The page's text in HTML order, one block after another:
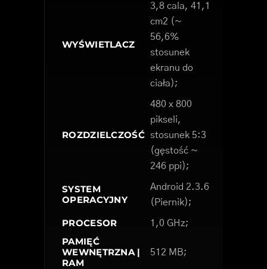
WYŚWIETLACZ
3,8 cala, 41,1
cm2 (~
56,6%
stosunek
ekranu do
ciała);
ROZDZIELCZOŚĆ
480 x 800
pikseli,
stosunek 5:3
(gęstość ~
246 ppi);
SYSTEM
OPERACYJNY
Android 2.3.6
(Piernik);
PROCESOR 1,0 GHz;
PAMIĘĆ
WEWNĘTRZNA |
RAM
512 MB;